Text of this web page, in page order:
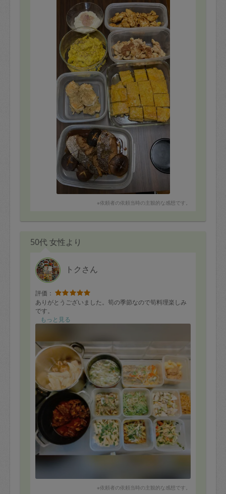
です。お帰り間際に、ブラマンジェを１つ盛り付けお願
いしたのがいけなかったですね、申し訳ありません！ま
たよろしくお願いします。
※依頼者の依頼当時の主観的な感想です。
50代 女性より
トクさん
評価：
ありがとうございました。筍の季節なので筍料理楽しみ
です。
もっと見る
※依頼者の依頼当時の主観的な感想です。